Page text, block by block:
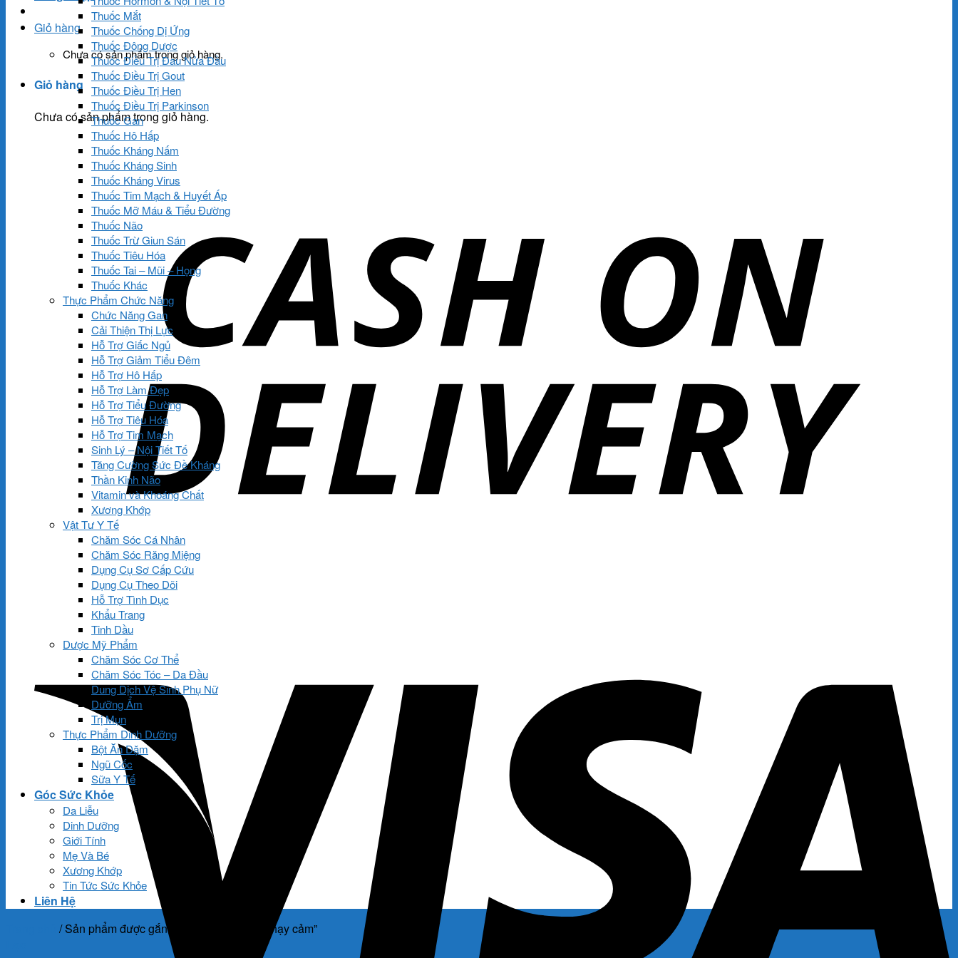
Giỏ hàng
Chưa có sản phẩm trong giỏ hàng.
Giỏ hàng
Chưa có sản phẩm trong giỏ hàng.
Thuốc Mắt
Thuốc Chống Dị Ứng
Thuốc Đông Dược
Thuốc Điều Trị Đau Nửa Đầu
Thuốc Điều Trị Gout
Thuốc Điều Trị Hen
Thuốc Điều Trị Parkinson
Thuốc Gan
Thuốc Hô Hấp
Thuốc Kháng Nấm
Thuốc Kháng Sinh
Thuốc Kháng Virus
Thuốc Tim Mạch & Huyết Áp
Thuốc Mỡ Máu & Tiểu Đường
Thuốc Não
Thuốc Trừ Giun Sán
Thuốc Tiêu Hóa
Thuốc Tai – Mũi – Họng
Thuốc Khác
Thực Phẩm Chức Năng
Chức Năng Gan
Cải Thiện Thị Lực
Hỗ Trợ Giấc Ngủ
Hỗ Trợ Giảm Tiểu Đêm
Hỗ Trợ Hô Hấp
Hỗ Trợ Làm Đẹp
Hỗ Trợ Tiểu Đường
Hỗ Trợ Tiêu Hóa
Hỗ Trợ Tim Mạch
Sinh Lý – Nội Tiết Tố
Tăng Cường Sức Đề Kháng
Thần Kinh Não
Vitamin và Khoáng Chất
Xương Khớp
Vật Tư Y Tế
Chăm Sóc Cá Nhân
Chăm Sóc Răng Miệng
Dụng Cụ Sơ Cấp Cứu
Dụng Cụ Theo Dõi
Hỗ Trợ Tình Dục
Khẩu Trang
Tinh Dầu
Dược Mỹ Phẩm
Chăm Sóc Cơ Thể
Chăm Sóc Tóc – Da Đầu
Dung Dịch Vệ Sinh Phụ Nữ
Dưỡng Ẩm
Trị Mụn
Thực Phẩm Dinh Dưỡng
Bột Ăn Dặm
Ngũ Cốc
Sữa Y Tế
Góc Sức Khỏe
Da Liễu
Dinh Dưỡng
Giới Tính
Mẹ Và Bé
Xương Khớp
Tin Tức Sức Khỏe
Liên Hệ
/Sản phẩm được gắn thẻ “Dưỡng ẩm da nhạy cảm”